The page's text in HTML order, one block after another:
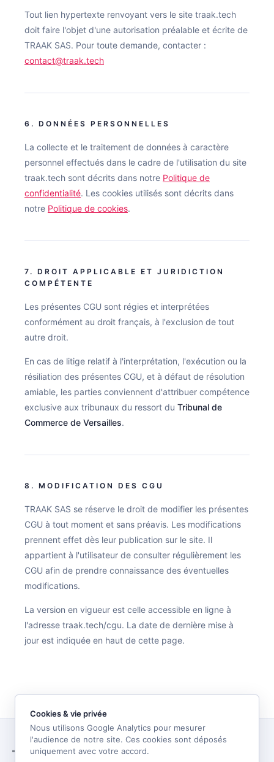
Tout lien hypertexte renvoyant vers le site traak.tech
doit faire l'objet d'une autorisation préalable et écrite de
TRAAK SAS. Pour toute demande, contacter :
contact@traak.tech
6. DONNÉES PERSONNELLES
La collecte et le traitement de données à caractère
personnel effectués dans le cadre de l'utilisation du site
traak.tech sont décrits dans notre Politique de
confidentialité. Les cookies utilisés sont décrits dans
notre Politique de cookies.
7. DROIT APPLICABLE ET JURIDICTION
COMPÉTENTE
Les présentes CGU sont régies et interprétées
conformément au droit français, à l'exclusion de tout
autre droit.
En cas de litige relatif à l'interprétation, l'exécution ou la
résiliation des présentes CGU, et à défaut de résolution
amiable, les parties conviennent d'attribuer compétence
exclusive aux tribunaux du ressort du Tribunal de
Commerce de Versailles.
8. MODIFICATION DES CGU
TRAAK SAS se réserve le droit de modifier les présentes
CGU à tout moment et sans préavis. Les modifications
prennent effet dès leur publication sur le site. Il
appartient à l'utilisateur de consulter régulièrement les
CGU afin de prendre connaissance des éventuelles
modifications.
La version en vigueur est celle accessible en ligne à
l'adresse traak.tech/cgu. La date de dernière mise à
jour est indiquée en haut de cette page.
Cookies & vie privée
Nous utilisons Google Analytics pour mesurer
l'audience de notre site. Ces cookies sont déposés
uniquement avec votre accord.